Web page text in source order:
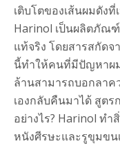
เติบโตของเส้นผมดัง
Harinol เป็นผลิตภัณฑ์
แท้จริง โดยสารสกัด
นี้ทำให้คนที่มีปัญหาผ
ล้านสามารถบอกลาค
เองกลับคืนมาได้ สูตร
อย่างไร? Harinol ทำ
หนังศีรษะและรูขุมขน